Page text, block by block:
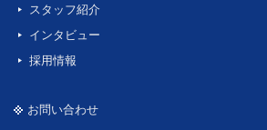
スタッフ紹介
インタビュー
採用情報
お問い合わせ